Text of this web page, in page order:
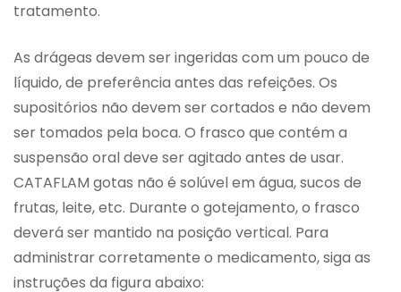
tratamento.
As drágeas devem ser ingeridas com um pouco de
líquido, de preferência antes das refeições. Os
supositórios não devem ser cortados e não devem
ser tomados pela boca. O frasco que contém a
suspensão oral deve ser agitado antes de usar.
CATAFLAM gotas não é solúvel em água, sucos de
frutas, leite, etc. Durante o gotejamento, o frasco
deverá ser mantido na posição vertical. Para
administrar corretamente o medicamento, siga as
instruções da figura abaixo: